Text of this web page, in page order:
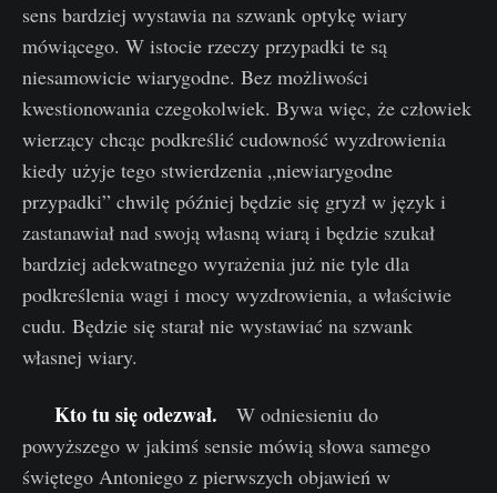
sens bardziej wystawia na szwank optykę wiary
mówiącego. W istocie rzeczy przypadki te są
niesamowicie wiarygodne. Bez możliwości
kwestionowania czegokolwiek. Bywa więc, że człowiek
wierzący chcąc podkreślić cudowność wyzdrowienia
kiedy użyje tego stwierdzenia „niewiarygodne
przypadki” chwilę później będzie się gryzł w język i
zastanawiał nad swoją własną wiarą i będzie szukał
bardziej adekwatnego wyrażenia już nie tyle dla
podkreślenia wagi i mocy wyzdrowienia, a właściwie
cudu. Będzie się starał nie wystawiać na szwank
własnej wiary.
Kto tu się odezwał. W odniesieniu do
powyższego w jakimś sensie mówią słowa samego
świętego Antoniego z pierwszych objawień w